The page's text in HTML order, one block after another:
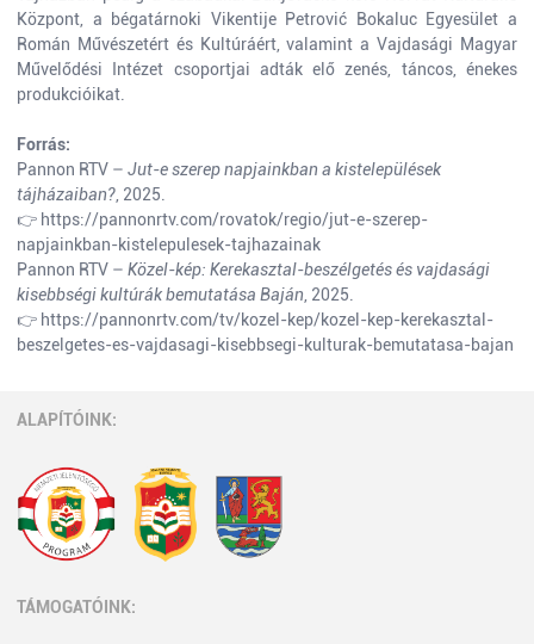
Központ, a bégatárnoki Vikentije Petrović Bokaluc Egyesület a
Román Művészetért és Kultúráért, valamint a Vajdasági Magyar
Művelődési Intézet csoportjai adták elő zenés, táncos, énekes
produkcióikat.
Forrás:
Pannon RTV – Jut-e szerep napjainkban a kistelepülések
tájházaiban? , 2025.
👉 https://pannonrtv.com/rovatok/regio/jut-e-szerep-
napjainkban-kistelepulesek-tajhazainak
Pannon RTV – Közel-kép: Kerekasztal-beszélgetés és vajdasági
kisebbségi kultúrák bemutatása Baján , 2025.
👉 https://pannonrtv.com/tv/kozel-kep/kozel-kep-kerekasztal-
beszelgetes-es-vajdasagi-kisebbsegi-kulturak-bemutatasa-bajan
ALAPÍTÓINK:
TÁMOGATÓINK: